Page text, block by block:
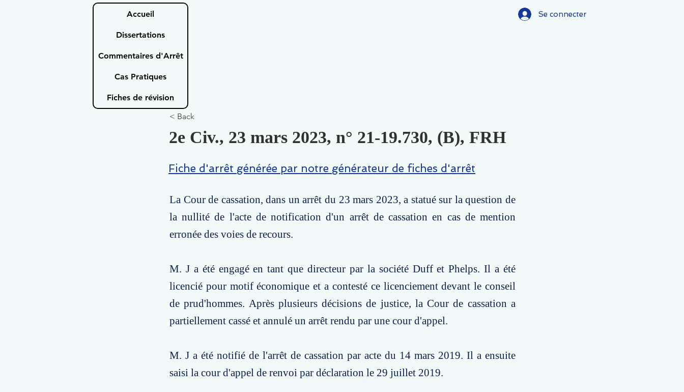
Accueil
Dissertations
Commentaires d'Arrêt
Cas Pratiques
Fiches de révision
Se connecter
< Back
2e Civ., 23 mars 2023, n° 21-19.730, (B), FRH
Fiche d'arrêt générée par notre générateur de fiches d'arrêt
La Cour de cassation, dans un arrêt du 23 mars 2023, a statué sur la question de
la nullité de l'acte de notification d'un arrêt de cassation en cas de mention
erronée des voies de recours.
M. J a été engagé en tant que directeur par la société Duff et Phelps. Il a été
licencié pour motif économique et a contesté ce licenciement devant le conseil
de prud'hommes. Après plusieurs décisions de justice, la Cour de cassation a
partiellement cassé et annulé un arrêt rendu par une cour d'appel.
M. J a été notifié de l'arrêt de cassation par acte du 14 mars 2019. Il a ensuite
saisi la cour d'appel de renvoi par déclaration le 29 juillet 2019.